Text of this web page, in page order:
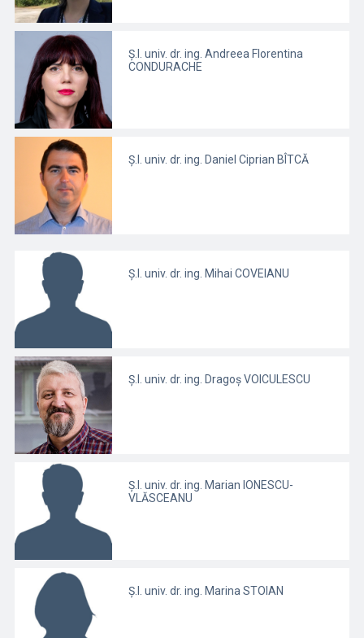
Ș.l. univ. dr. ing. Andreea Florentina
CONDURACHE
Ș.l. univ. dr. ing. Daniel Ciprian BÎTCĂ
Ș.l. univ. dr. ing. Mihai COVEIANU
Ș.l. univ. dr. ing. Dragoş VOICULESCU
Ș.l. univ. dr. ing. Marian IONESCU-
VLĂSCEANU
Ș.l. univ. dr. ing. Marina STOIAN